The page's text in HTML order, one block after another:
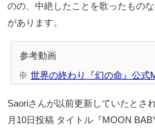
のの、中絶したことを歌ったもの
があります。
世界の終わり『幻の命』公式
Saoriさんが以前更新していたとさ
月10日投稿 タイトル『MOON